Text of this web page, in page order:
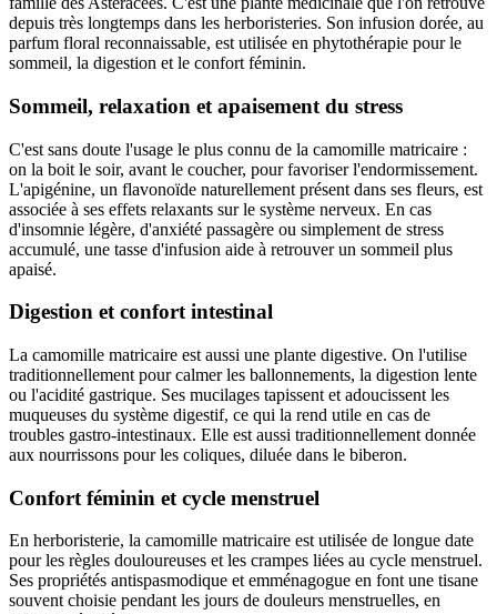
depuis très longtemps dans les herboristeries. Son infusion dorée, au
parfum floral reconnaissable, est utilisée en phytothérapie pour le
sommeil, la digestion et le confort féminin.
Sommeil, relaxation et apaisement du stress
C'est sans doute l'usage le plus connu de la camomille matricaire :
on la boit le soir, avant le coucher, pour favoriser l'endormissement.
L'apigénine, un flavonoïde naturellement présent dans ses fleurs, est
associée à ses effets relaxants sur le système nerveux. En cas
d'insomnie légère, d'anxiété passagère ou simplement de stress
accumulé, une tasse d'infusion aide à retrouver un sommeil plus
apaisé.
Digestion et confort intestinal
La camomille matricaire est aussi une plante digestive. On l'utilise
traditionnellement pour calmer les ballonnements, la digestion lente
ou l'acidité gastrique. Ses mucilages tapissent et adoucissent les
muqueuses du système digestif, ce qui la rend utile en cas de
troubles gastro-intestinaux. Elle est aussi traditionnellement donnée
aux nourrissons pour les coliques, diluée dans le biberon.
Confort féminin et cycle menstruel
En herboristerie, la camomille matricaire est utilisée de longue date
pour les règles douloureuses et les crampes liées au cycle menstruel.
Ses propriétés antispasmodique et emménagogue en font une tisane
souvent choisie pendant les jours de douleurs menstruelles, en